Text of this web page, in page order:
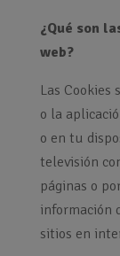
¿Qué son
web?
Las Cookies
o la
o en tu
televisión
páginas o
información
sitios en